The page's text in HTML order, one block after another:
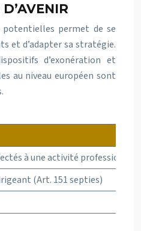
permet de se
et d’adapter sa stratégie.
d’exonération et
au niveau européen sont
à une activité
(Art. 151 septies)